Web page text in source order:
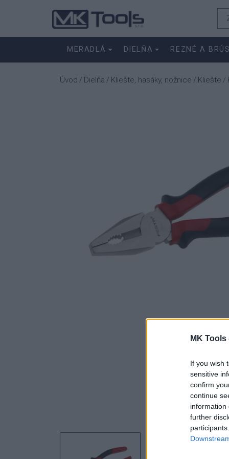
MK Tools
If you wish
sensitive
confirm
continue
information
further
MERADLÁ DIELŇA REZNÉ A
Úvod / Dielňa / Kliešte, hasáky, nožnice / Kliešte /